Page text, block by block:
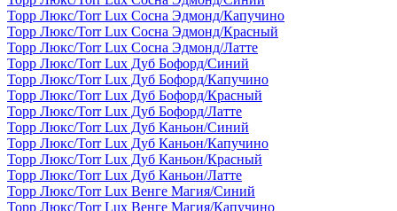
Торр Люкс/Torr Lux Сосна Эдмонд/Капучино
Торр Люкс/Torr Lux Сосна Эдмонд/Красный
Торр Люкс/Torr Lux Сосна Эдмонд/Латте
Торр Люкс/Torr Lux Дуб Бофорд/Синий
Торр Люкс/Torr Lux Дуб Бофорд/Капучино
Торр Люкс/Torr Lux Дуб Бофорд/Красный
Торр Люкс/Torr Lux Дуб Бофорд/Латте
Торр Люкс/Torr Lux Дуб Каньон/Синий
Торр Люкс/Torr Lux Дуб Каньон/Капучино
Торр Люкс/Torr Lux Дуб Каньон/Красный
Торр Люкс/Torr Lux Дуб Каньон/Латте
Торр Люкс/Torr Lux Венге Магия/Синий
Торр Люкс/Torr Lux Венге Магия/Капучино